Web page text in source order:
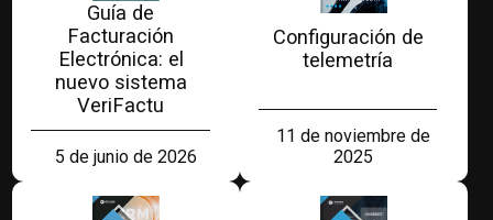
Guía de
Facturación
Electrónica: el
nuevo sistema
VeriFactu
5 de junio de 2026
Configuración de
telemetría
11 de noviembre de
2025